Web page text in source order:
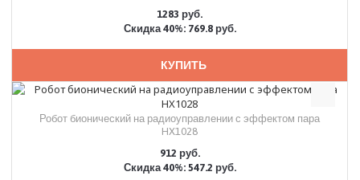
1283 руб.
Скидка 40%: 769.8 руб.
КУПИТЬ
Робот бионический на радиоуправлении с эффектом пара
HX1028
912 руб.
Скидка 40%: 547.2 руб.